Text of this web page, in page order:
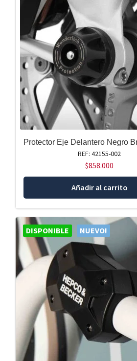
Protector Eje Delantero Negro
REF: 42155-002
$858.000
Añadir al carrito
DISPONIBLE NUEVO!